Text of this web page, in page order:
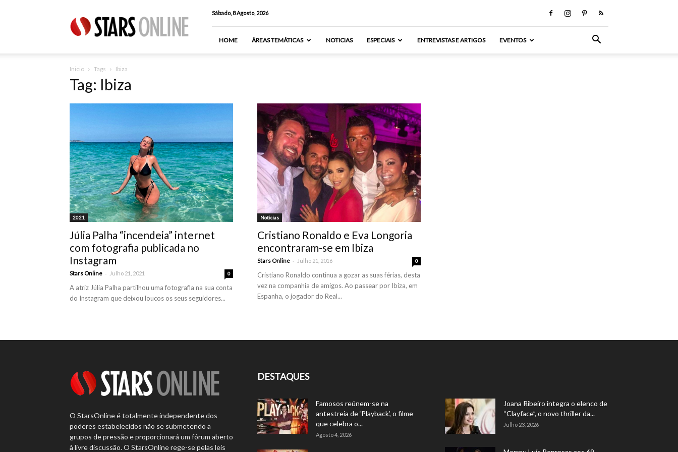
Online
Sábado, 8 Agosto, 2026
HOME ÁREAS TEMÁTICAS NOTICIAS ESPECIAIS ENTREVISTAS E ARTIGOS EVENTOS
Inicio Tags Ibiza
Tag: Ibiza
2021
Júlia Palha “incendeia” internet
com fotografia publicada no
Instagram
Stars Online - Julho 21, 2021 0
A atriz Júlia Palha partilhou uma fotografia na sua conta
do Instagram que deixou loucos os seus seguidores...
Noticias
Cristiano Ronaldo e Eva Longoria
encontraram-se em Ibiza
Stars Online - Julho 21, 2016 0
Cristiano Ronaldo continua a gozar as suas férias, desta
vez na companhia de amigos. Ao passear por Ibiza, em
Espanha, o jogador do Real...
O StarsOnline é totalmente independente dos
poderes estabelecidos não se submetendo a
grupos de pressão e proporcionará um fórum aberto
à livre discussão. O StarsOnline rege-se pelas leis
DESTAQUES
Famosos reúnem-se na
antestreia de ‘Playback’, o filme
que celebra o...
Agosto 4, 2026
Joana Ribeiro integra o elenco de
“Clayface”, o novo thriller da...
Julho 23, 2026